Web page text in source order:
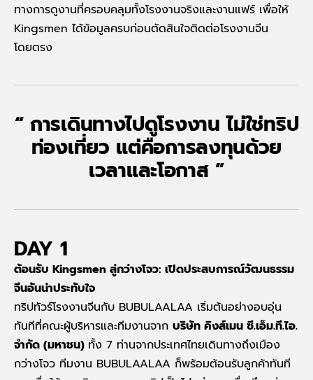
ทางการดูงานที่ครอบคลุมทั้งโรงงานจริงและงานแฟร์ เพื่อให้
Kingsmen ได้ข้อมูลครบก่อนตัดสินใจติดต่อโรงงานจีน
โดยตรง
“ การเดินทางไปดูโรงงาน ไม่ใช่ทริป
ท่องเที่ยว แต่คือการลงทุนด้วย
เวลาและโอกาส ”
DAY 1
ต้อนรับ Kingsmen สู่กว่างโจว: เปิดประสบการณ์วัฒนธรรม
จีนอันน่าประทับใจ
ทริปทัวร์โรงงานจีนกับ BUBULAALAA เริ่มต้นอย่างอบอุ่น
ทันทีที่คณะผู้บริหารและทีมงานจาก บริษัท คิงส์เมน ซี.เอ็ม.ที.ไอ.
จำกัด (มหาชน) ทั้ง 7 ท่านจากประเทศไทยเดินทางถึงเมือง
กว่างโจว ทีมงาน BUBULAALAA ก็พร้อมต้อนรับลูกค้าทันที